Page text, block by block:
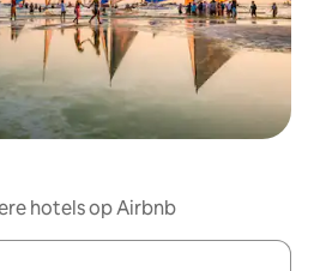
hotels op Airbnb